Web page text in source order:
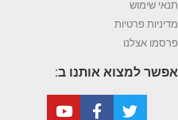
תנאי שימוש
מדיניות פרטיות
פרסמו אצלנו
אפשר למצוא אותנו ב: